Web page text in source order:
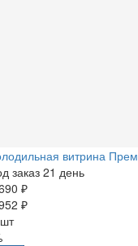
витрина
заказ 21 день
₽
₽